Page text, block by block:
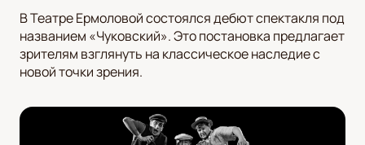
В Театре Ермоловой состоялся дебют спектакля под
названием «Чуковский». Это постановка предлагает
зрителям взглянуть на классическое наследие с
новой точки зрения.